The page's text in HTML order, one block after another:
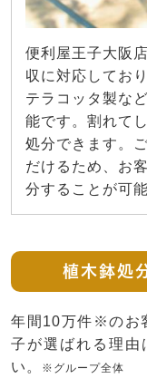
便利屋王子大阪
収に対応してお
テラコッタ製な
能です。割れて
処分できます。
だけるため、お
分することが可能
植木鉢処
年間10万件※のお
子が選ばれる理由
い。
※グループ全体